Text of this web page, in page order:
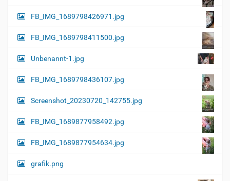
FB_IMG_1689798426971.jpg
FB_IMG_1689798411500.jpg
Unbenannt-1.jpg
FB_IMG_1689798436107.jpg
Screenshot_20230720_142755.jpg
FB_IMG_1689877958492.jpg
FB_IMG_1689877954634.jpg
grafik.png